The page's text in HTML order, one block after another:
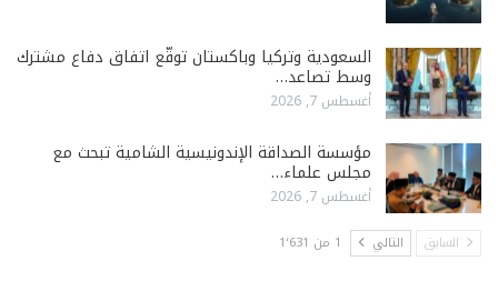
السعودية وتركيا وباكستان توقّع اتفاق دفاع مشترك
وسط تصاعد…
أغسطس 7, 2026
مؤسسة الصداقة الإندونيسية الشامية تبحث مع
مجلس علماء…
أغسطس 7, 2026
السابق التالي 1 من 1٬631